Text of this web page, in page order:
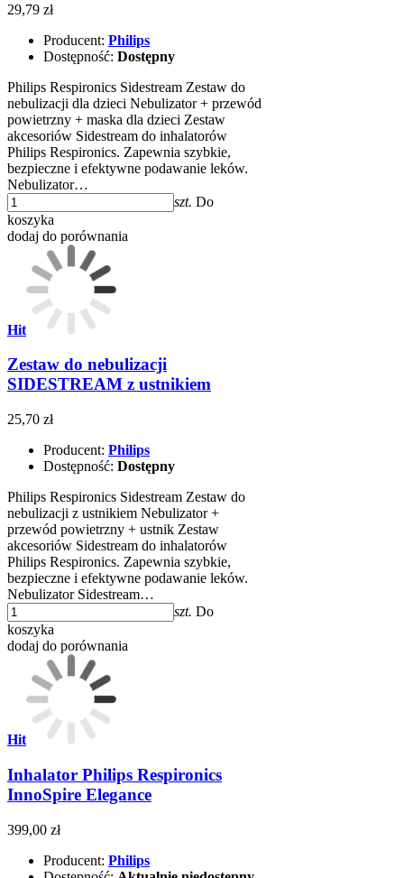
29,79 zł
Producent: Philips
Dostępność: Dostępny
Philips Respironics Sidestream Zestaw do
nebulizacji dla dzieci Nebulizator + przewód
powietrzny + maska dla dzieci Zestaw
akcesoriów Sidestream do inhalatorów
Philips Respironics. Zapewnia szybkie,
bezpieczne i efektywne podawanie leków.
Nebulizator…
szt. Do
koszyka
dodaj do porównania
Hit
Zestaw do nebulizacji
SIDESTREAM z ustnikiem
25,70 zł
Producent: Philips
Dostępność: Dostępny
Philips Respironics Sidestream Zestaw do
nebulizacji z ustnikiem Nebulizator +
przewód powietrzny + ustnik Zestaw
akcesoriów Sidestream do inhalatorów
Philips Respironics. Zapewnia szybkie,
bezpieczne i efektywne podawanie leków.
Nebulizator Sidestream…
szt. Do
koszyka
dodaj do porównania
Hit
Inhalator Philips Respironics
InnoSpire Elegance
399,00 zł
Producent: Philips